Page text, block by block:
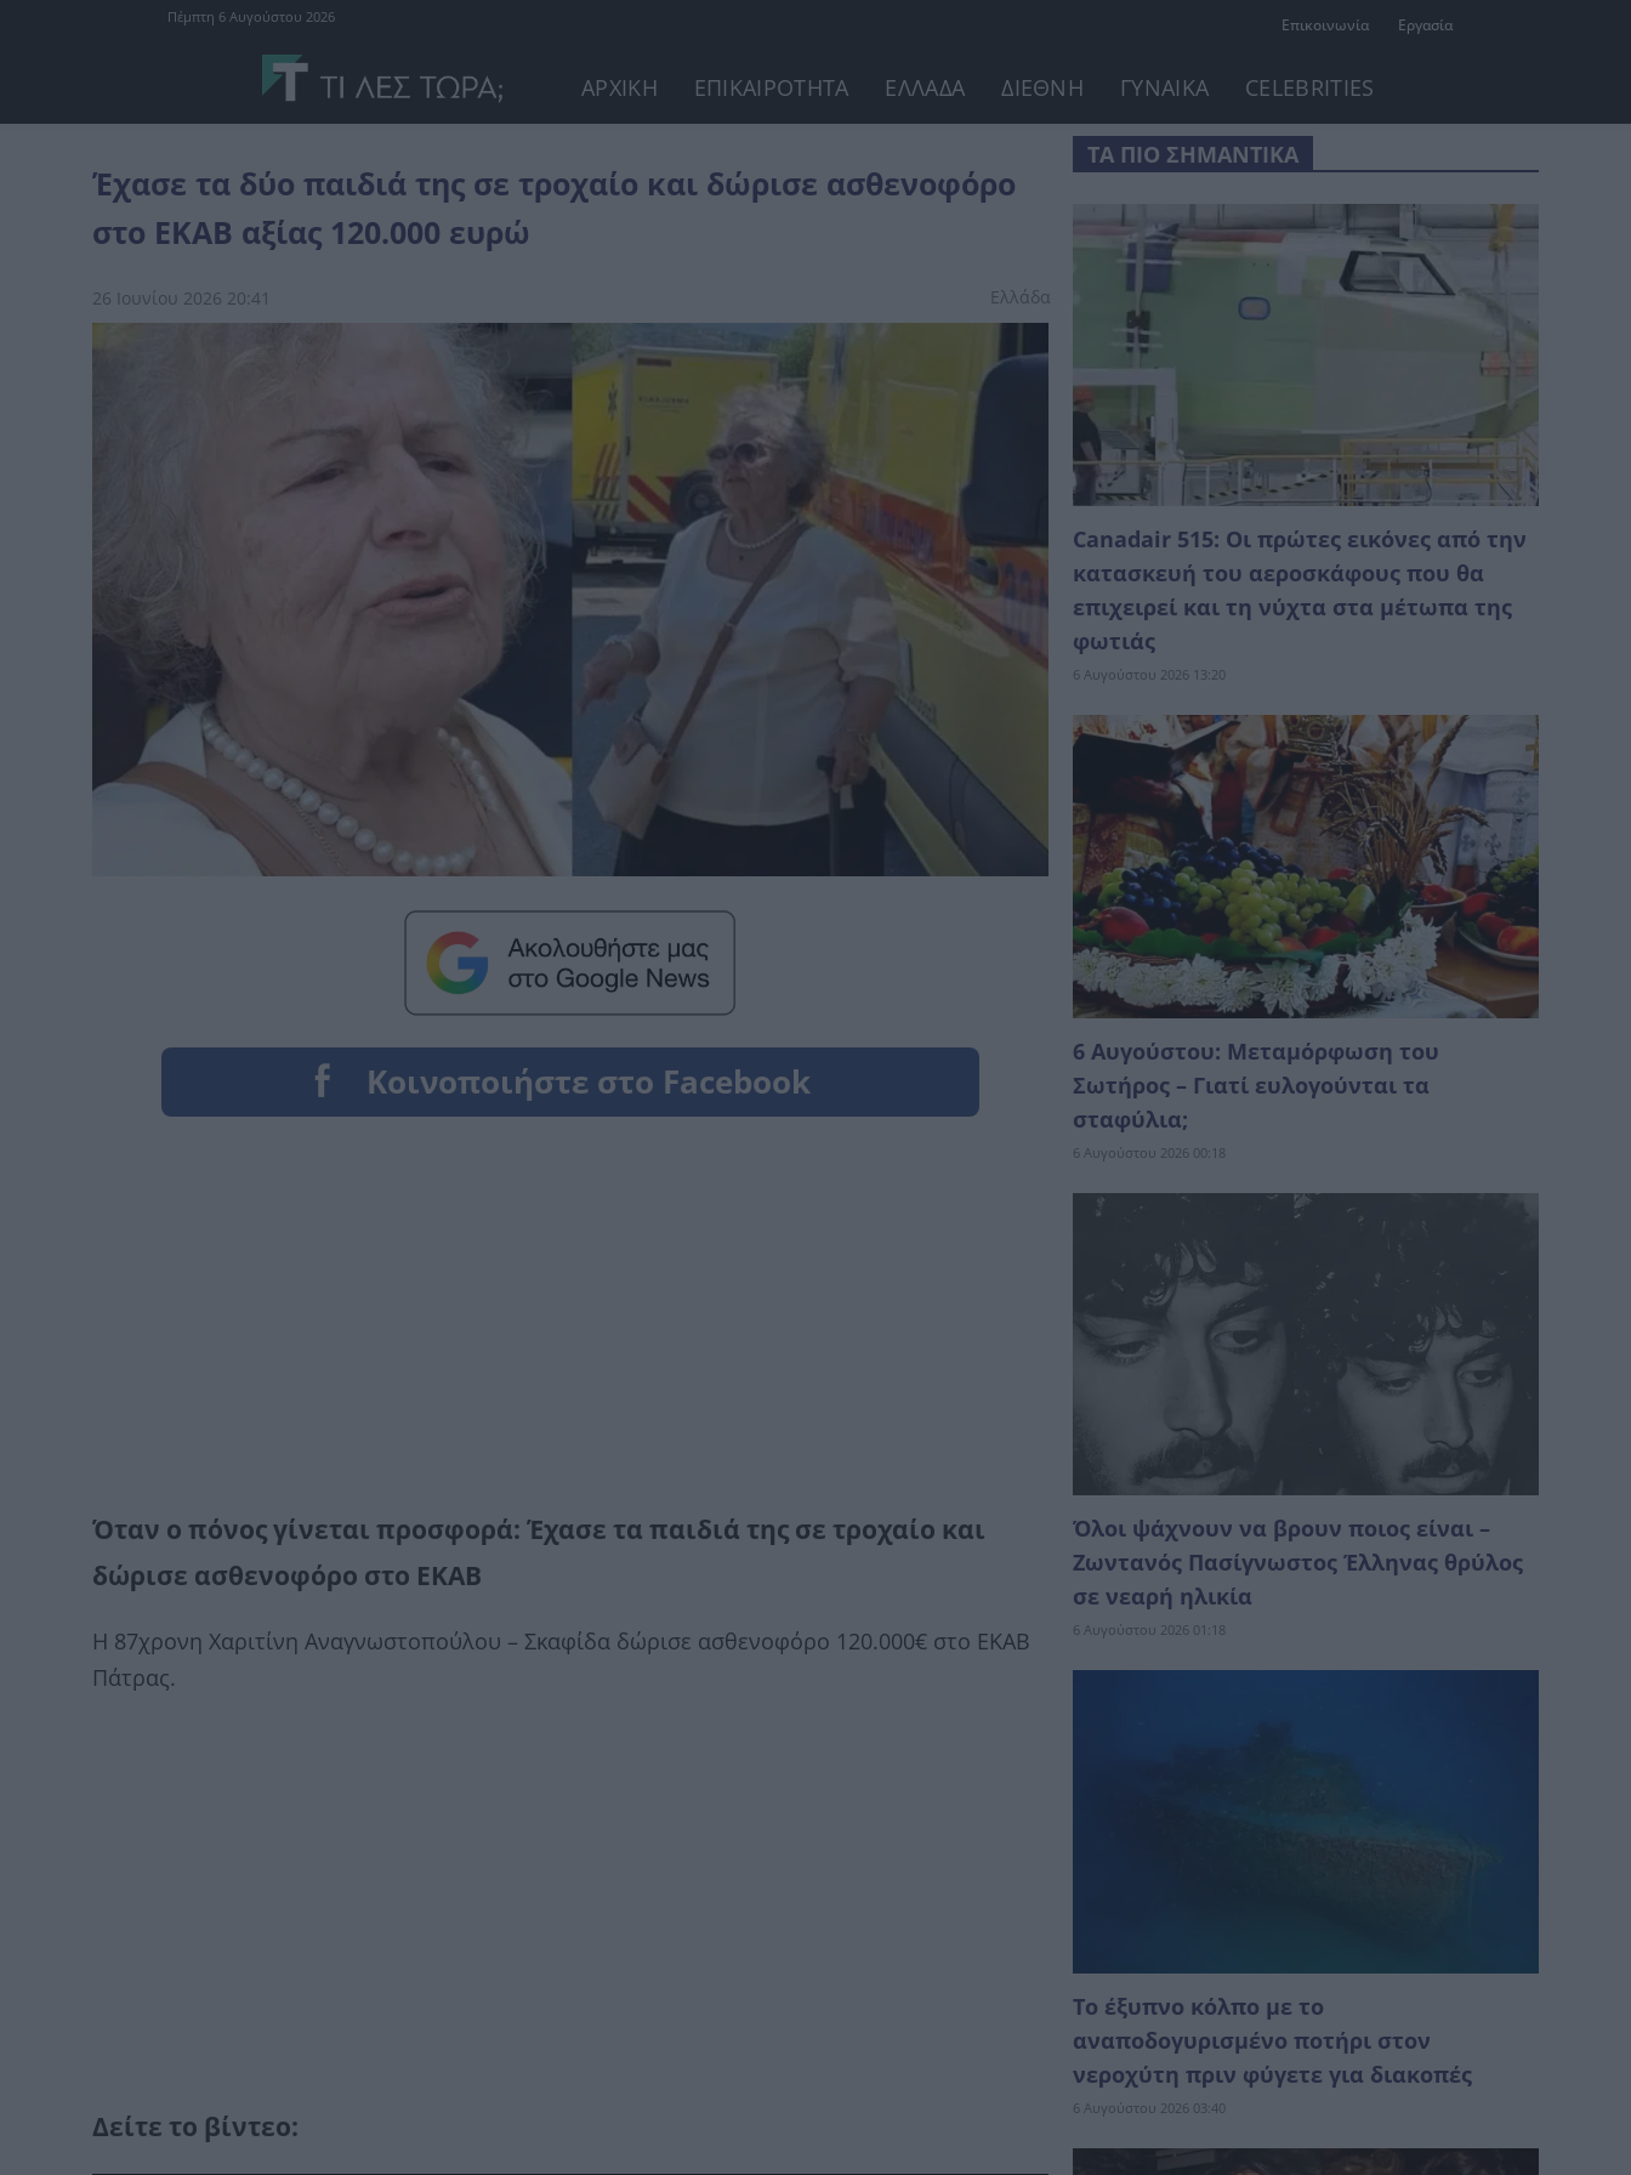
Επικοινωνία Εργασία
Πέμπτη 6 Αυγούστου 2026
ΑΡΧΙΚΗ ΕΠΙΚΑΙΡΟΤΗΤΑ ΕΛΛΑΔΑ ΔΙΕΘΝΗ ΓΥΝΑΙΚΑ CELEBRITIES
Έχασε τα δύο παιδιά της σε τροχαίο και δώρισε ασθενοφόρο
στο ΕΚΑΒ αξίας 120.000 ευρώ
26 Ιουνίου 2026 20:41 Ελλάδα
Όταν ο πόνος γίνεται προσφορά: Έχασε τα παιδιά της σε τροχαίο και
δώρισε ασθενοφόρο στο ΕΚΑΒ
Η 87χρονη Χαριτίνη Αναγνωστοπούλου – Σκαφίδα δώρισε ασθενοφόρο 120.000€ στο ΕΚΑΒ
Πάτρας.
Δείτε το βίντεο:
ΤΑ ΠΙΟ ΣΗΜΑΝΤΙΚΑ
Canadair 515: Οι πρώτες εικόνες από την
κατασκευή του αεροσκάφους που θα
επιχειρεί και τη νύχτα στα μέτωπα της
φωτιάς
6 Αυγούστου 2026 13:20
6 Αυγούστου: Μεταμόρφωση του
Σωτήρος – Γιατί ευλογούνται τα
σταφύλια;
6 Αυγούστου 2026 00:18
Όλοι ψάχνουν να βρουν ποιος είναι –
Ζωντανός Πασίγνωστος Έλληνας θρύλος
σε νεαρή ηλικία
6 Αυγούστου 2026 01:18
Το έξυπνο κόλπο με το
αναποδογυρισμένο ποτήρι στον
νεροχύτη πριν φύγετε για διακοπές
6 Αυγούστου 2026 03:40